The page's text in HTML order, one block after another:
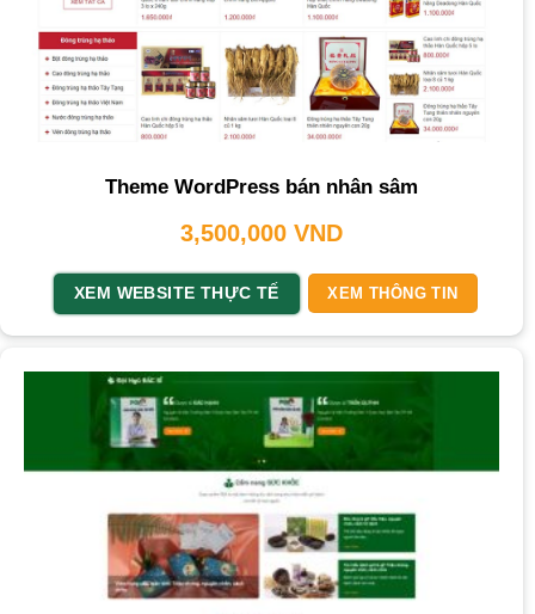
Theme WordPress bán nhân sâm
3,500,000 VND
XEM WEBSITE THỰC TẾ XEM THÔNG TIN